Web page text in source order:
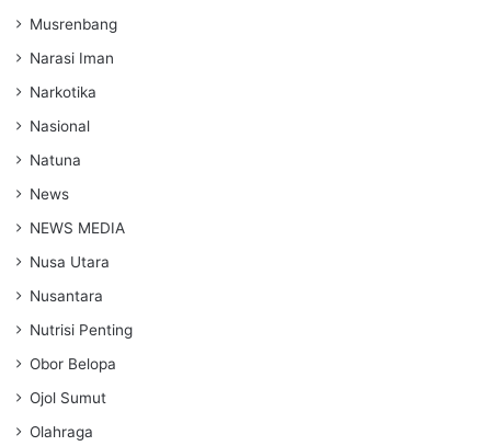
Musrenbang
Narasi Iman
Narkotika
Nasional
Natuna
News
NEWS MEDIA
Nusa Utara
Nusantara
Nutrisi Penting
Obor Belopa
Ojol Sumut
Olahraga